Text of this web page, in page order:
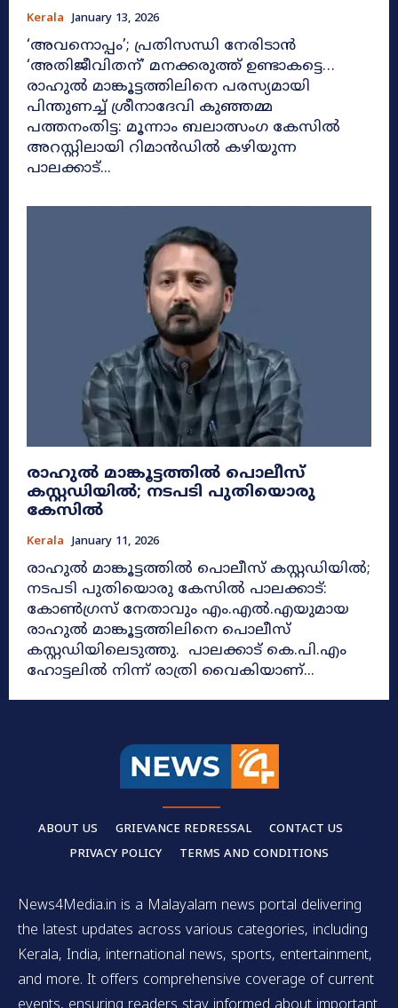
Kerala January 13, 2026
‘അവനൊപ്പം’; പ്രതിസന്ധി നേരിടാൻ
‘അതിജീവിതന്’ മനക്കരുത്ത് ഉണ്ടാകട്ടെ…
രാഹുൽ മാങ്കൂട്ടത്തിലിനെ പരസ്യമായി
പിന്തുണച്ച് ശ്രീനാദേവി കുഞ്ഞമ്മ
പത്തനംതിട്ട: മൂന്നാം ബലാത്സംഗ കേസിൽ
അറസ്റ്റിലായി റിമാൻഡിൽ കഴിയുന്ന
പാലക്കാട്...
രാഹുൽ മാങ്കൂട്ടത്തിൽ പൊലീസ്
കസ്റ്റഡിയിൽ; നടപടി പുതിയൊരു
കേസിൽ
Kerala January 11, 2026
രാഹുൽ മാങ്കൂട്ടത്തിൽ പൊലീസ് കസ്റ്റഡിയിൽ;
നടപടി പുതിയൊരു കേസിൽ പാലക്കാട്:
കോൺഗ്രസ് നേതാവും എം.എൽ.എയുമായ
രാഹുൽ മാങ്കൂട്ടത്തിലിനെ പൊലീസ്
കസ്റ്റഡിയിലെടുത്തു. പാലക്കാട് കെ.പി.എം
ഹോട്ടലിൽ നിന്ന് രാത്രി വൈകിയാണ്...
ABOUT US GRIEVANCE REDRESSAL
CONTACT US
PRIVACY POLICY
TERMS AND CONDITIONS
News4Media.in is a Malayalam news portal delivering
the latest updates across various categories, including
Kerala, India, international news, sports, entertainment,
and more. It offers comprehensive coverage of current